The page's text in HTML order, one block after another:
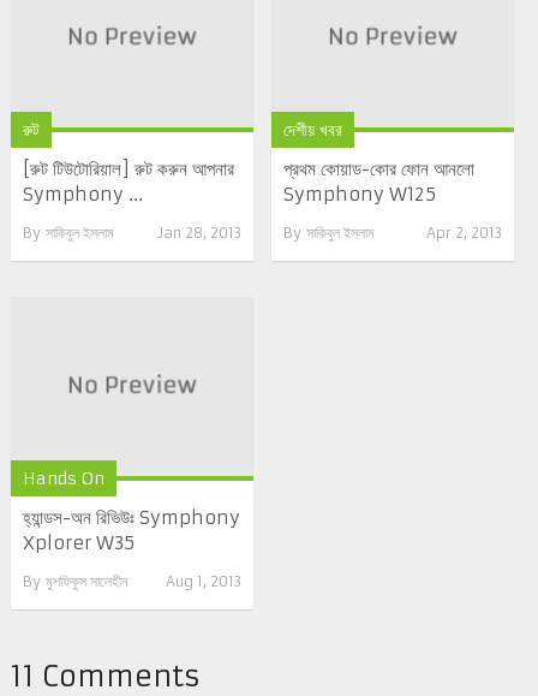
রুট
[রুট টিউটোরিয়াল] রুট করুন আপনার
Symphony ...
By সাকিবুল ইসলাম Jan 28, 2013
দেশীয় খবর
প্রথম কোয়াড-কোর ফোন আনলো
Symphony W125
By সাকিবুল ইসলাম Apr 2, 2013
Hands On
হ্যান্ডস-অন রিভিউঃ Symphony
Xplorer W35
By মুশফিকুস সালেহীন Aug 1, 2013
11 Comments